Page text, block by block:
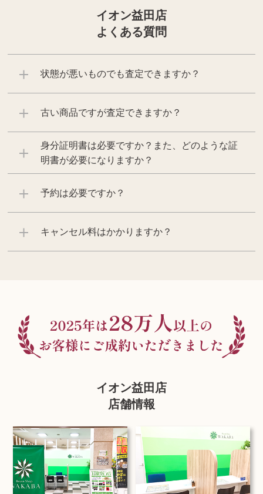
イオン益田店
よくある質問
状態が悪いものでも査定できますか？
古い商品ですが査定できますか？
身分証明書は必要ですか？また、どのような証
明書が必要になりますか？
予約は必要ですか？
キャンセル料はかかりますか？
イオン益田店
店舗情報